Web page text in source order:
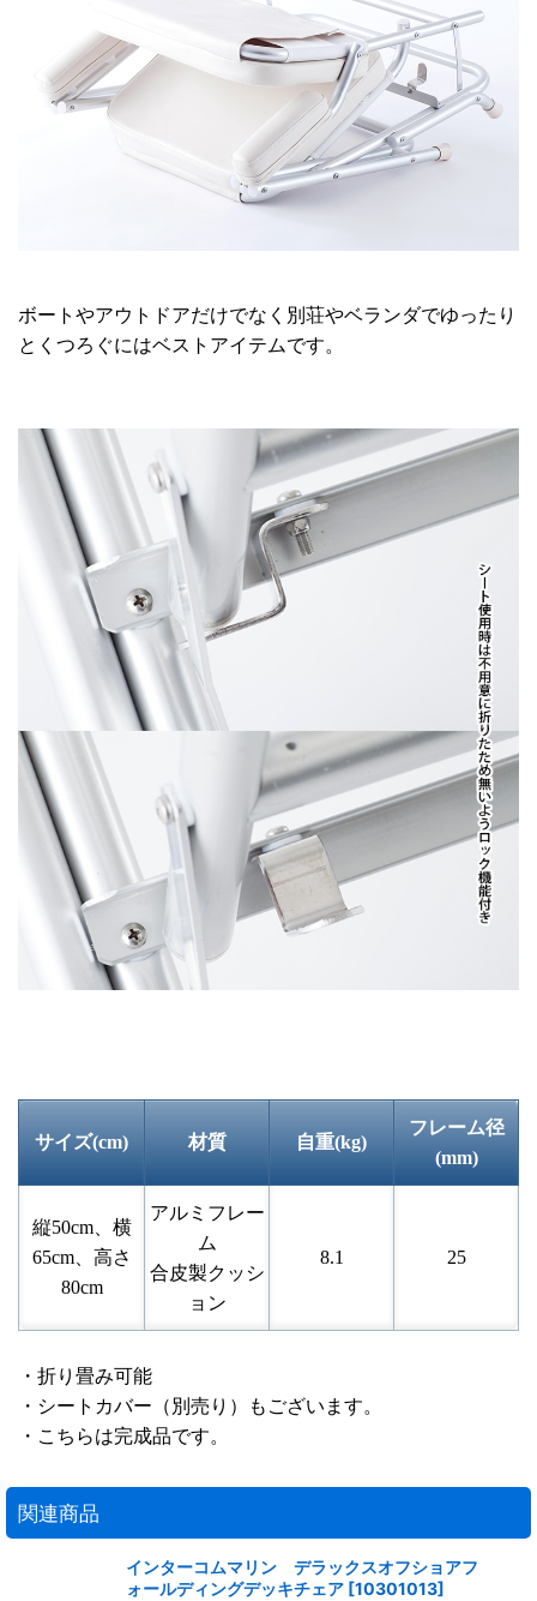
ボートやアウトドアだけでなく別荘やベランダでゆったり
とくつろぐにはベストアイテムです。
サイズ(cm) 材質 自重(kg)
フレーム径
(mm)
縦50cm、横
65cm、高さ
80cm
アルミフレー
ム
合皮製クッシ
ョン
8.1 25
・折り畳み可能
・シートカバー（別売り）もございます。
・こちらは完成品です。
関連商品
インターコムマリン デラックスオフショアフ
ォールディングデッキチェア [10301013]